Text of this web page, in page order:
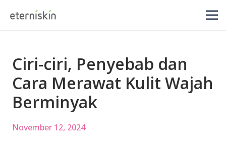
Ciri-ciri, Penyebab dan
Cara Merawat Kulit Wajah
Berminyak
November 12, 2024